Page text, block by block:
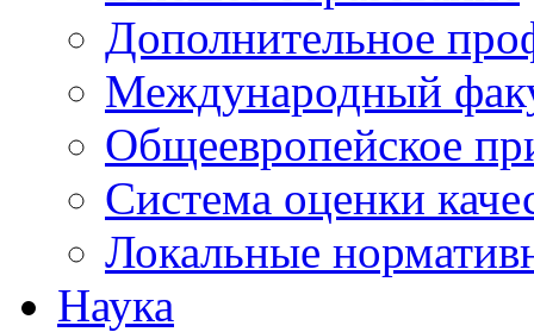
Дополнительное
Международный
Общеевропейское
Система оценки
Локальные
Наука